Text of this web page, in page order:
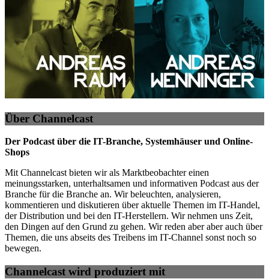
Über Channelcast
Der Podcast über die IT-Branche, Systemhäuser und Online-
Shops
Mit Channelcast bieten wir als Marktbeobachter einen
meinungsstarken, unterhaltsamen und informativen Podcast aus der
Branche für die Branche an. Wir beleuchten, analysieren,
kommentieren und diskutieren über aktuelle Themen im IT-Handel,
der Distribution und bei den IT-Herstellern. Wir nehmen uns Zeit,
den Dingen auf den Grund zu gehen. Wir reden aber aber auch über
Themen, die uns abseits des Treibens im IT-Channel sonst noch so
bewegen.
Channelcast wird produziert mit